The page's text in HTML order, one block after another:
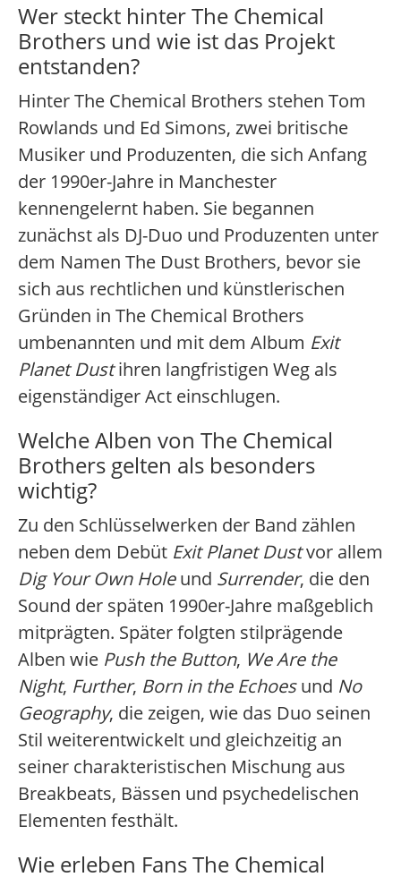
Wer steckt hinter The Chemical
Brothers und wie ist das Projekt
entstanden?
Hinter The Chemical Brothers stehen Tom
Rowlands und Ed Simons, zwei britische
Musiker und Produzenten, die sich Anfang
der 1990er-Jahre in Manchester
kennengelernt haben. Sie begannen
zunächst als DJ-Duo und Produzenten unter
dem Namen The Dust Brothers, bevor sie
sich aus rechtlichen und künstlerischen
Gründen in The Chemical Brothers
umbenannten und mit dem Album Exit
Planet Dustihren langfristigen Weg als
eigenständiger Act einschlugen.
Welche Alben von The Chemical
Brothers gelten als besonders
wichtig?
Zu den Schlüsselwerken der Band zählen
neben dem Debüt Exit Planet Dustvor allem
Dig Your Own Holeund Surrender, die den
Sound der späten 1990er-Jahre maßgeblich
mitprägten. Später folgten stilprägende
Alben wie Push the Button, We Are the
Night, Further, Born in the Echoesund No
Geography, die zeigen, wie das Duo seinen
Stil weiterentwickelt und gleichzeitig an
seiner charakteristischen Mischung aus
Breakbeats, Bässen und psychedelischen
Elementen festhält.
Wie erleben Fans The Chemical